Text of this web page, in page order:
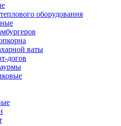
оборудования
ваты
догов